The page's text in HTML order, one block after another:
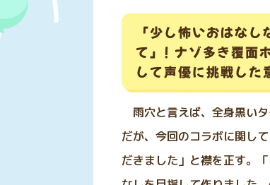
「少し怖いおはな
て」! ナゾ多き覆
して声優に挑戦し
雨穴と言えば、全身黒い
だが、今回のコラボに関し
だきました」と襟を正す。